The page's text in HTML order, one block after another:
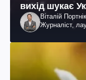
вихід шукає
Віталій
Журналіст,